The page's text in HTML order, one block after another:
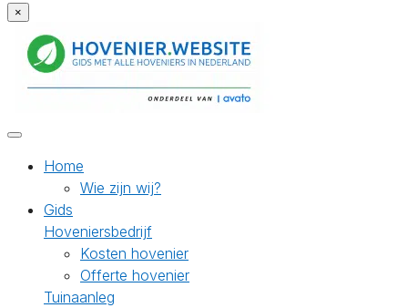
×
Home
Wie zijn wij?
Gids
Hoveniersbedrijf
Kosten hovenier
Offerte hovenier
Tuinaanleg